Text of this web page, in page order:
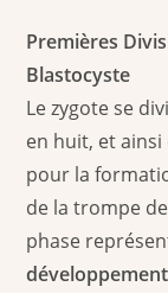
Premières
Blastocyste
Le zygote se
en huit, et ainsi
pour la
de la trompe
phase